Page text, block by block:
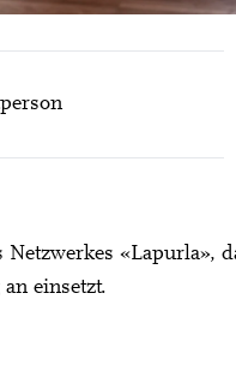
«Lapurla»,
einsetzt.